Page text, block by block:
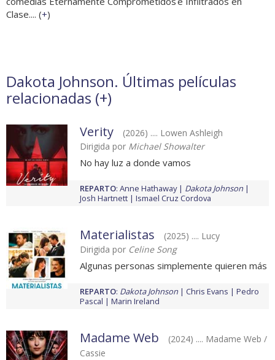
Clase.... (+)
Dakota Johnson. Últimas películas
relacionadas (+)
Verity
(2026) .... Lowen Ashleigh
Dirigida por Michael Showalter
No hay luz a donde vamos
REPARTO: Anne Hathaway
Dakota Johnson
Josh Hartnett
Ismael Cruz Cordova
Materialistas
(2025) .... Lucy
Dirigida por Celine Song
Algunas personas simplemente quieren más
REPARTO: Dakota Johnson Chris Evans
Pedro
Pascal
Marin Ireland
Madame Web
(2024) .... Madame Web /
Cassie